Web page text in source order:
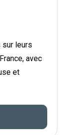
sur leurs
avec
et